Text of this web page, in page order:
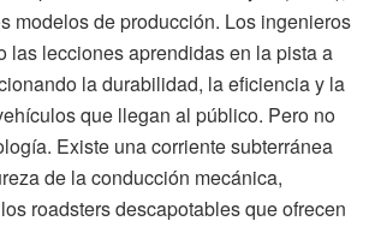
modelos de producción. Los ingenieros
las lecciones aprendidas en la pista a
la durabilidad, la eficiencia y la
que llegan al público. Pero no
Existe una corriente subterránea
de la conducción mecánica,
roadsters descapotables que ofrecen